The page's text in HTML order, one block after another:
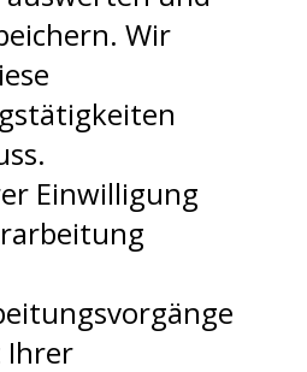
Wir
Einwilligung
Ihrer